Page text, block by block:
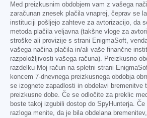
Med preizkusnim obdobjem vam z vašega
zaračunan znesek plačila vnaprej, čeprav se
instituciji pošljejo zahteve za avtorizacijo, da
metoda plačila veljavna (takšne vloge za
stroške ali provizije s strani EnigmaSoft,
vašega načina plačila in/ali vaše finančne
razpoložljivosti vašega računa). Preizkusno
razdelku Moj račun na spletni strani
koncem 7-dnevnega preizkusnega obdobja
se izognete zapadlosti in obdelavi bremenitve
preizkusne dobe. Če se odločite za preklic
boste takoj izgubili dostop do SpyHunterja.
razloga menite, da je bila obdelana